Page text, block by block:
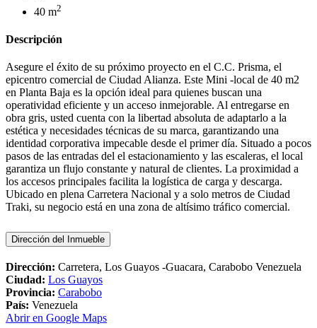
40 m2
Descripción
Asegure el éxito de su próximo proyecto en el C.C. Prisma, el
epicentro comercial de Ciudad Alianza. Este Mini -local de 40 m2
en Planta Baja es la opción ideal para quienes buscan una
operatividad eficiente y un acceso inmejorable. Al entregarse en
obra gris, usted cuenta con la libertad absoluta de adaptarlo a la
estética y necesidades técnicas de su marca, garantizando una
identidad corporativa impecable desde el primer día. Situado a pocos
pasos de las entradas del el estacionamiento y las escaleras, el local
garantiza un flujo constante y natural de clientes. La proximidad a
los accesos principales facilita la logística de carga y descarga.
Ubicado en plena Carretera Nacional y a solo metros de Ciudad
Traki, su negocio está en una zona de altísimo tráfico comercial.
Dirección del Inmueble
Dirección: Carretera, Los Guayos -Guacara, Carabobo Venezuela
Ciudad: Los Guayos
Provincia: Carabobo
País: Venezuela
Abrir en Google Maps